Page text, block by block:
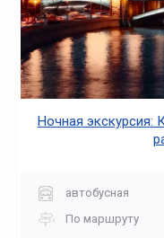
Ночная экскурсия:
автобусная
По маршруту